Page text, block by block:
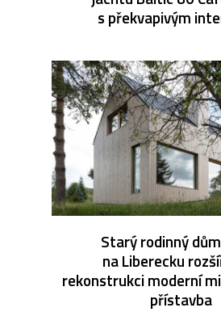
s překvapivým
Starý rodinný
na Liberecku
rekonstrukci moderní
přístavba